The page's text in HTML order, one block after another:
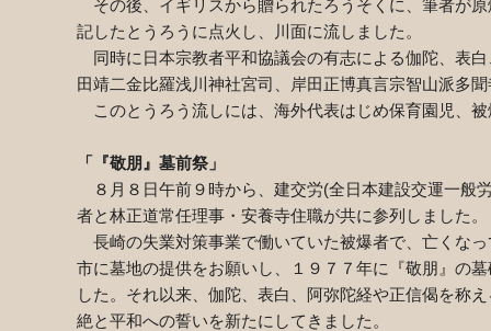
その後、イギリスから贈られたろうそくに、筆者が
記したとうろうに点火し、川面に流しました。
同時に日本宗教者平和協議会の有志による伽陀、表
田靖二金比羅浅川神社宮司、岸田正博真言宗智山派多
このとうろう流しには、海外代表はじめ保育園児、
「『敬朋』墓前祭」
８月８日午前９時から、建交労(全日本建設交運一般
者と林正道常任理事・安養寺住職が共に参列しました。
長崎の失業対策事業で働いていた被爆者で、亡くな
市に墓地の提供をお願いし、１９７７年に『敬朋』の
した。それ以来、伽陀、表白、阿弥陀経や正信偈を称
絶と平和への誓いを新たにしてきました。